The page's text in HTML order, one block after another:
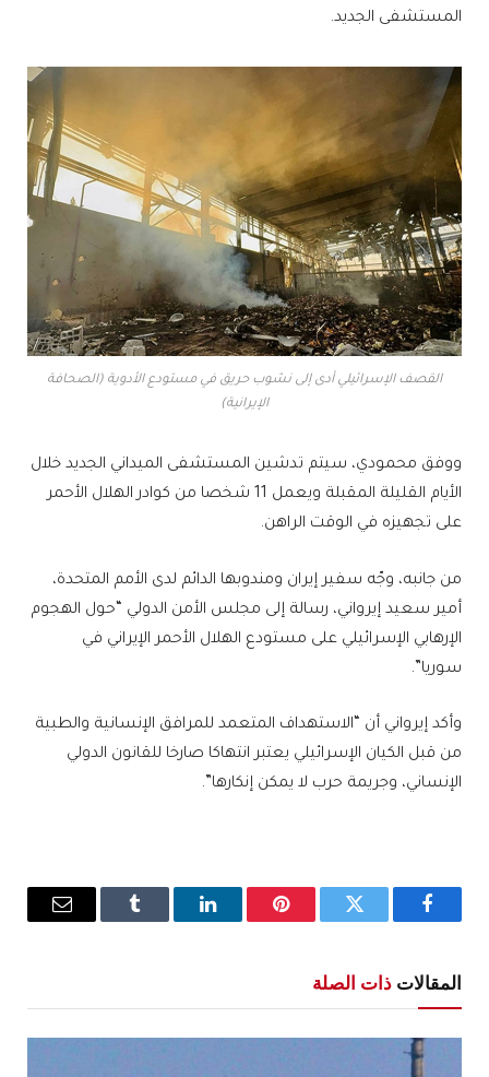
المستشفى الجديد.
القصف الإسرائيلي أدى إلى نشوب حريق في مستودع الأدوية (الصحافة
الإيرانية)
ووفق محمودي، سيتم تدشين المستشفى الميداني الجديد خلال
الأيام القليلة المقبلة ويعمل 11 شخصا من كوادر الهلال الأحمر
على تجهيزه في الوقت الراهن.
من جانبه، وجّه سفير إيران ومندوبها الدائم لدى الأمم المتحدة،
أمير سعيد إيرواني، رسالة إلى مجلس الأمن الدولي “حول الهجوم
الإرهابي الإسرائيلي على مستودع الهلال الأحمر الإيراني في
سوريا”.
وأكد إيرواني أن “الاستهداف المتعمد للمرافق الإنسانية والطبية
من قبل الكيان الإسرائيلي يعتبر انتهاكا صارخا للقانون الدولي
الإنساني، وجريمة حرب لا يمكن إنكارها”.
فيسبوك تويتر بينتيريستلينكدإن Tumblr
البريد
المقالات ذات الصلة